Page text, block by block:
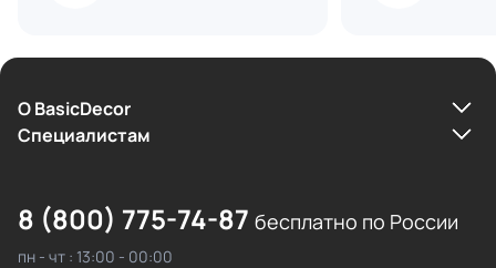
О BasicDecor
Cпециалистам
8 (800) 775-74-87 бесплатно по России
пн - чт : 13:00 - 00:00